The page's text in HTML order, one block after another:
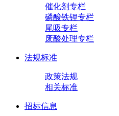
催化剂专栏
磷酸铁锂专栏
尾吸专栏
废酸处理专栏
法规标准
政策法规
相关标准
招标信息